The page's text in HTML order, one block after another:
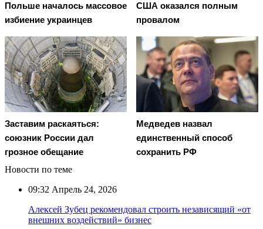
Польше началось массовое
избиение украинцев
США оказался полным
провалом
Заставим раскаяться:
союзник России дал
грозное обещание
Медведев назвал
единственный способ
сохранить РФ
Новости по теме
09:32 Апрель 24, 2026
Алексей Зубец рекомендовал строить независящий «от
внешних воздействий» бизнес